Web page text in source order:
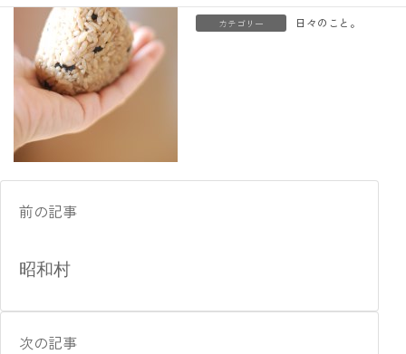
カテゴリー 日々のこと。
前の記事
昭和村
次の記事